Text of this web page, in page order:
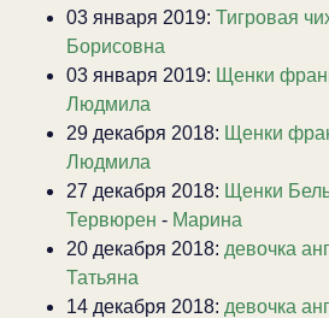
03 января 2019: Тигровая
Борисовна
03 января 2019: Щенки
Людмила
29 декабря 2018: Щенки
Людмила
27 декабря 2018: Щенки
Тервюрен - Марина
20 декабря 2018: девочка
Татьяна
14 декабря 2018: девочка